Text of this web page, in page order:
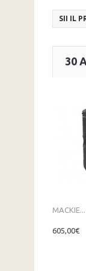
SII IL
30
MACKIE...
605,00€